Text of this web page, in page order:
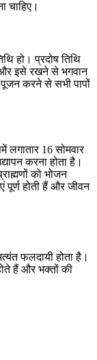
चाहिए।
हो। प्रदोष तिथि
और इसे रखने से भगवान
करने से सभी पापों
16 सोमवार
करना होता है।
को भोजन
पूर्ण होती हैं और जीवन
फलदायी होता है।
हैं और भक्तों की